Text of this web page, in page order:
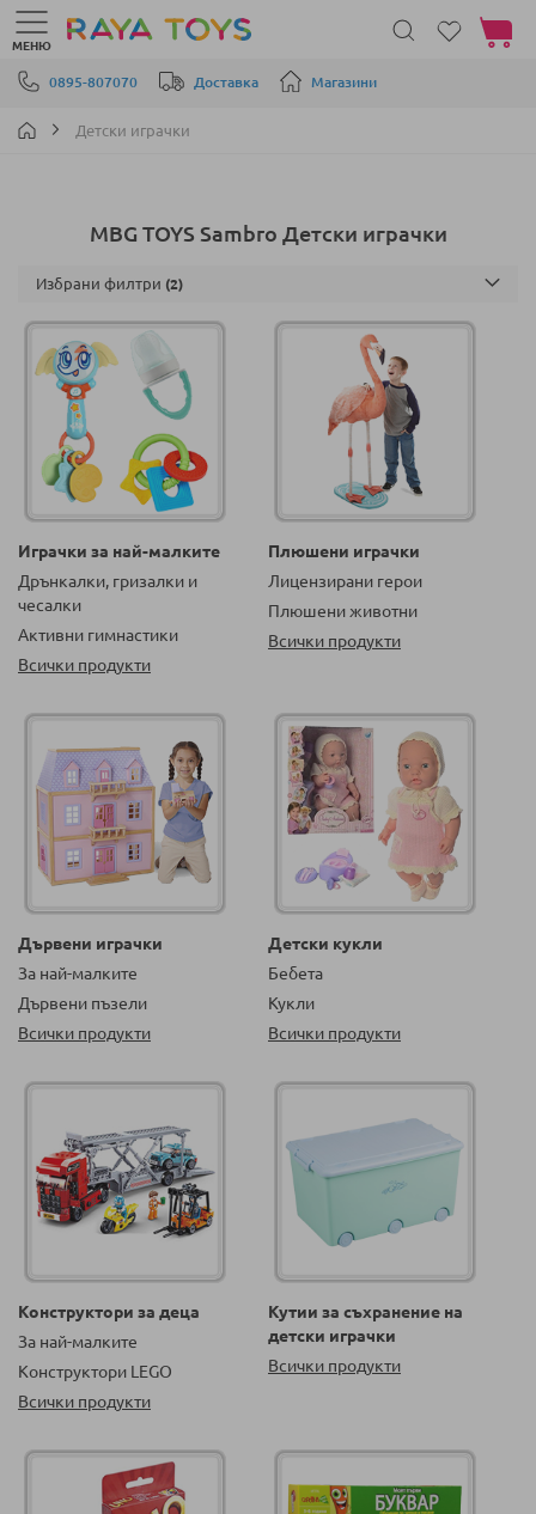
Прескачане към съдържанието
0895-807070 Доставка Магазини
МЕНЮ
Моята
Детски играчки
MBG TOYS Sambro Детски играчки
Играчки за най-малките
Дрънкалки, гризалки и
чесалки
Активни гимнастики
Всички продукти
Плюшени играчки
Лицензирани герои
Плюшени животни
Всички продукти
Дървени играчки
За най-малките
Дървени пъзели
Всички продукти
Детски кукли
Бебета
Кукли
Всички продукти
Конструктори за деца
За най-малките
Конструктори LEGO
Всички продукти
Кутии за съхранение на
детски играчки
Всички продукти
Избрани филтри